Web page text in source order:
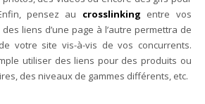
pensez au crosslinking entre vos
liens d’une page à l’autre permettra de
votre site vis-à-vis de vos concurrents.
utiliser des liens pour des produits ou
des niveaux de gammes différents, etc.